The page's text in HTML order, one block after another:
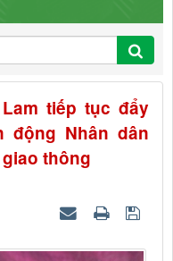
tiếp tục đẩy
động Nhân dân
thông